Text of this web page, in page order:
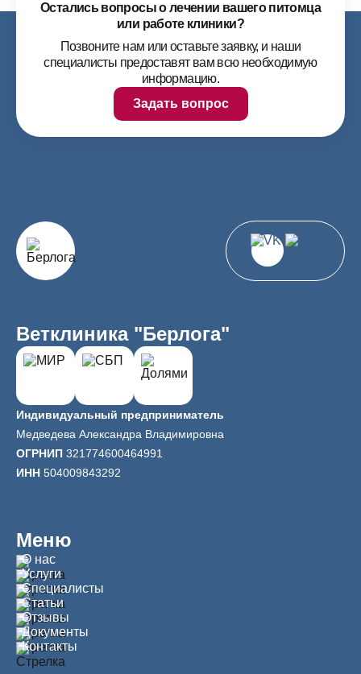
Остались вопросы о лечении вашего питомца
или работе клиники?
Позвоните нам или оставьте заявку, и наши
специалисты предоставят вам всю необходимую
информацию.
Задать вопрос
Ветклиника "Берлога"
Индивидуальный предприниматель
Медведева Александра Владимировна
ОГРНИП 321774600464991
ИНН 504009843292
Меню
О нас
Услуги
Специалисты
Статьи
Отзывы
Документы
Контакты